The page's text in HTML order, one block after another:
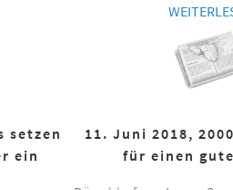
setzen
ein
11. Juni 2018,
für einen